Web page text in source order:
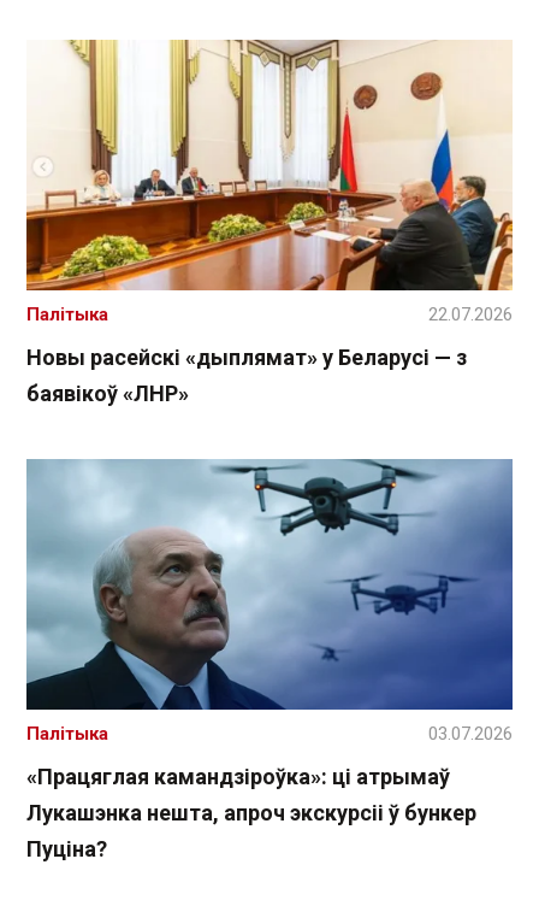
Новы расейскі «дыплямат» у Беларусі — з
баявікоў «ЛНР»
Палітыка 22.07.2026
«Працяглая камандзіроўка»: ці атрымаў
Лукашэнка нешта, апроч экскурсіі ў бункер
Пуціна?
Палітыка 03.07.2026